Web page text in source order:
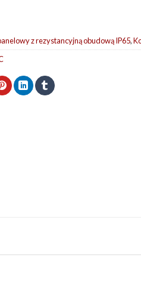
z rezystancyjną obudową IP65,